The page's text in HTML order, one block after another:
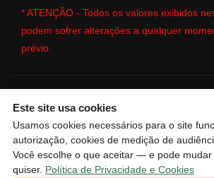
* ATENÇÃO - Todos os valores exibidos
podem sofrer alterações a qualquer
prévio.
🔒| Copyright © 2026 - Website gerado por
de Gestão Imobiliária |Política de
Preferências de cookies|Meus dados
Este site usa cookies
Usamos cookies necessários para o site
autorização, cookies de medição de
Você escolhe o que aceitar — e pode
quiser. Política de Privacidade e Cookies